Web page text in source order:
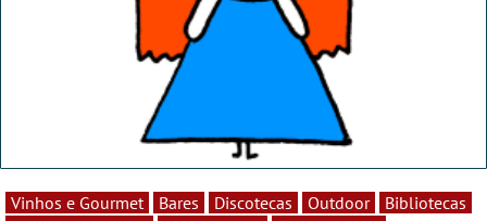
Vinhos e Gourmet Bares Discotecas Outdoor
Bibliotecas